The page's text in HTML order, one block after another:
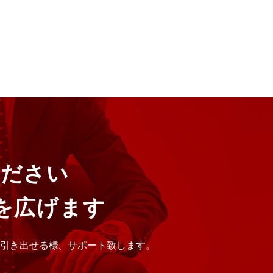
さい
広げます
き出せる様、サポート致します。